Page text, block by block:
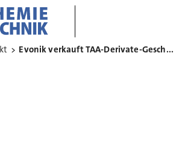
Evonik verkauft TAA-Derivate-Geschäft an Sabo